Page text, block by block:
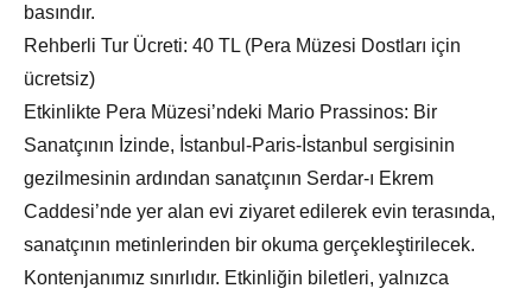
basındır.
Rehberli Tur Ücreti: 40 TL (Pera Müzesi Dostları için
ücretsiz)
Etkinlikte Pera Müzesi’ndeki Mario Prassinos: Bir
Sanatçının İzinde, İstanbul-Paris-İstanbul sergisinin
gezilmesinin ardından sanatçının Serdar-ı Ekrem
Caddesi’nde yer alan evi ziyaret edilerek evin terasında,
sanatçının metinlerinden bir okuma gerçekleştirilecek.
Kontenjanımız sınırlıdır. Etkinliğin biletleri, yalnızca